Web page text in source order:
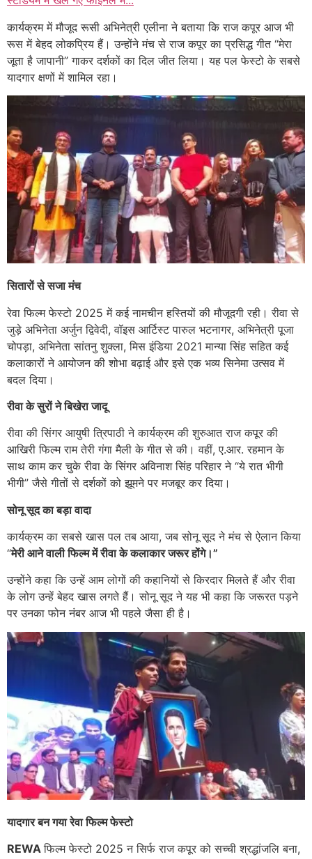
कार्यक्रम में मौजूद रूसी अभिनेत्री एलीना ने बताया कि राज कपूर आज भी
रूस में बेहद लोकप्रिय हैं। उन्होंने मंच से राज कपूर का प्रसिद्ध गीत “मेरा
जूता है जापानी” गाकर दर्शकों का दिल जीत लिया। यह पल फेस्टो के सबसे
यादगार क्षणों में शामिल रहा।
सितारों से सजा मंच
रेवा फिल्म फेस्टो 2025 में कई नामचीन हस्तियों की मौजूदगी रही। रीवा से
जुड़े अभिनेता अर्जुन द्विवेदी, वॉइस आर्टिस्ट पारुल भटनागर, अभिनेत्री पूजा
चोपड़ा, अभिनेता सांतनु शुक्ला, मिस इंडिया 2021 मान्या सिंह सहित कई
कलाकारों ने आयोजन की शोभा बढ़ाई और इसे एक भव्य सिनेमा उत्सव में
बदल दिया।
रीवा के सुरों ने बिखेरा जादू
रीवा की सिंगर आयुषी त्रिपाठी ने कार्यक्रम की शुरुआत राज कपूर की
आखिरी फिल्म राम तेरी गंगा मैली के गीत से की। वहीं, ए.आर. रहमान के
साथ काम कर चुके रीवा के सिंगर अविनाश सिंह परिहार ने “ये रात भीगी
भीगी” जैसे गीतों से दर्शकों को झूमने पर मजबूर कर दिया।
सोनू सूद का बड़ा वादा
कार्यक्रम का सबसे खास पल तब आया, जब सोनू सूद ने मंच से ऐलान किया
“मेरी आने वाली फिल्म में रीवा के कलाकार जरूर होंगे।”
उन्होंने कहा कि उन्हें आम लोगों की कहानियों से किरदार मिलते हैं और रीवा
के लोग उन्हें बेहद खास लगते हैं। सोनू सूद ने यह भी कहा कि जरूरत पड़ने
पर उनका फोन नंबर आज भी पहले जैसा ही है।
यादगार बन गया रेवा फिल्म फेस्टो
REWAफिल्म फेस्टो 2025 न सिर्फ राज कपूर को सच्ची श्रद्धांजलि बना,